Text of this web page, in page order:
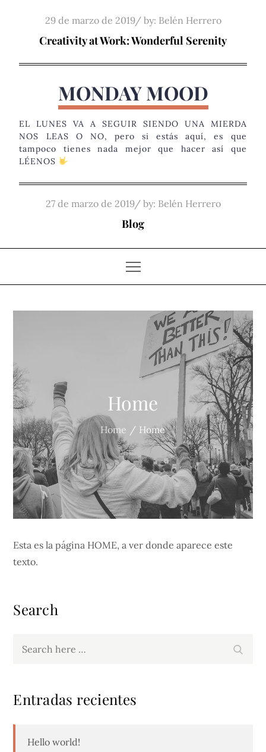
Posted
on
29 de marzo de 2019 by: Belén Herrero
Creativity at Work: Wonderful Serenity
MONDAY MOOD
EL LUNES VA A SEGUIR SIENDO UNA MIERDA
NOS LEAS O NO, pero si estás aquí, es que
tampoco tienes nada mejor que hacer así que
LÉENOS
Posted
27 de marzo de 2019 by: Belén Herrero
Blog
Home
Home Home
Esta es la página HOME, a ver donde aparece este
texto.
Search
Entradas recientes
Hello world!